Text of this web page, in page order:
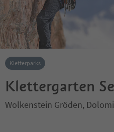
Kletterparks
Klettergarten
Wolkenstein Gröden,